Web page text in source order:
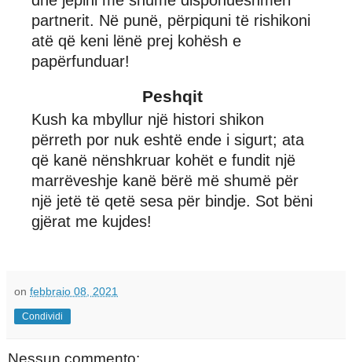
partnerit. Në punë, përpiquni të rishikoni
atë që keni lënë prej kohësh e
papërfunduar!
Peshqit
Kush ka mbyllur një histori shikon
përreth por nuk eshtë ende i sigurt; ata
që kanë nënshkruar kohët e fundit një
marrëveshje kanë bërë më shumë për
një jetë të qetë sesa për bindje. Sot bëni
gjërat me kujdes!
on febbraio 08, 2021
Condividi
Nessun commento: